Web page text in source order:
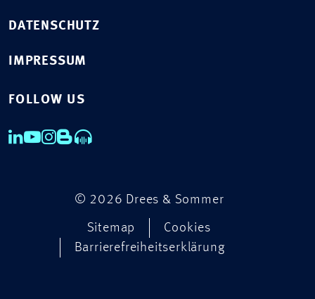
DATENSCHUTZ
IMPRESSUM
FOLLOW US
© 2026 Drees & Sommer
Sitemap
Cookies
Barrierefreiheitserklärung